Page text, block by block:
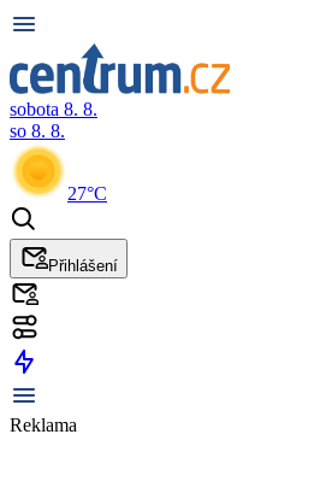
sobota 8. 8.
so 8. 8.
27°C
Přihlášení
Reklama